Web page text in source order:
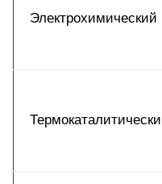
Электрохимический